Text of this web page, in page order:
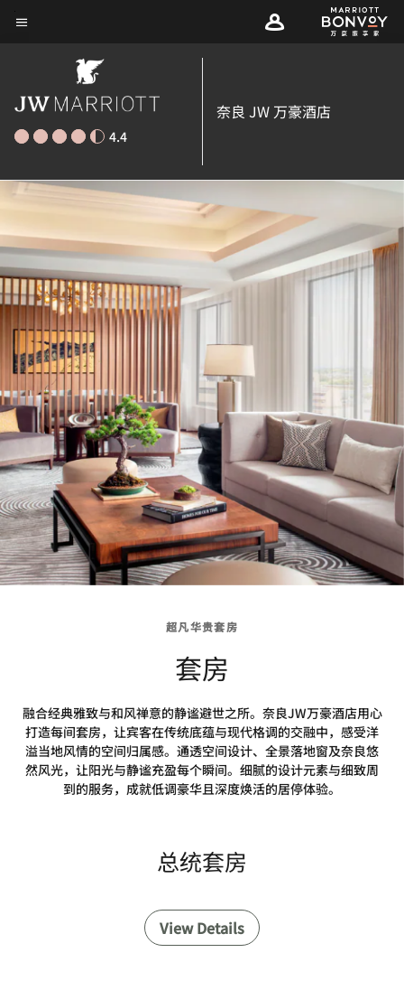
Skip
4.4
奈良 JW 万豪酒店
超凡华贵套房
套房
融合经典雅致与和风禅意的静谧避世之所。奈良JW万豪酒店用心
打造每间套房，让宾客在传统底蕴与现代格调的交融中，感受洋
溢当地风情的空间归属感。通透空间设计、全景落地窗及奈良悠
然风光，让阳光与静谧充盈每个瞬间。细腻的设计元素与细致周
到的服务，成就低调豪华且深度焕活的居停体验。
总统套房
View Details